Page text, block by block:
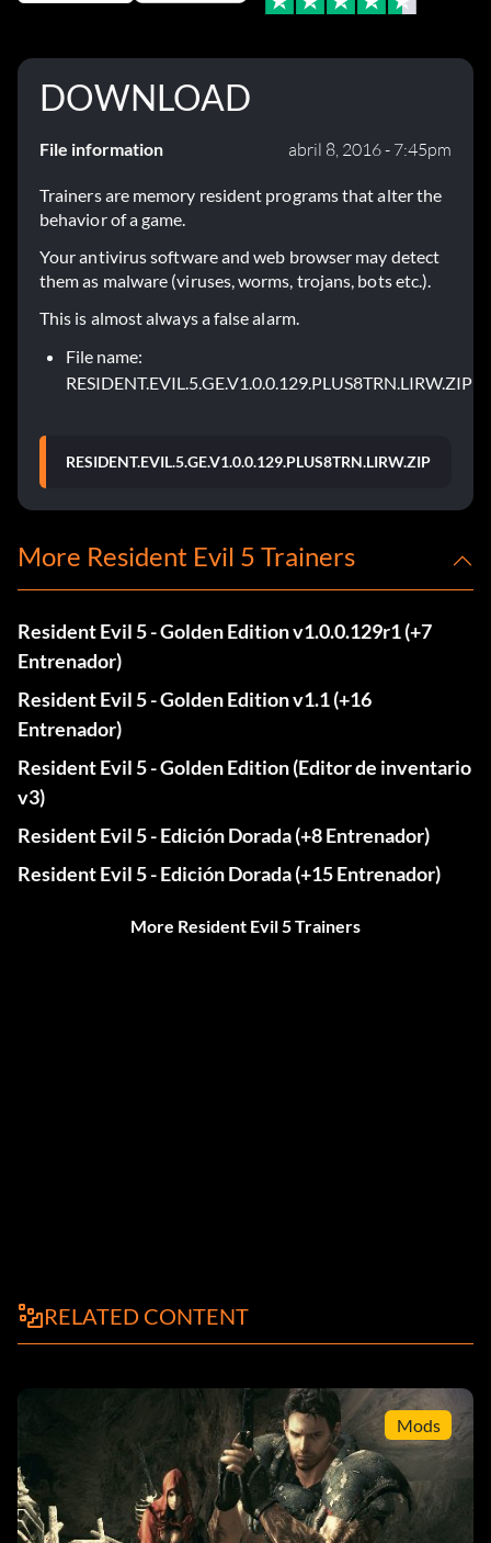
DOWNLOAD
File information abril 8, 2016 - 7:45pm
Trainers are memory resident programs that alter the
behavior of a game.
Your antivirus software and web browser may detect
them as malware (viruses, worms, trojans, bots etc.).
This is almost always a false alarm.
File name:
RESIDENT.EVIL.5.GE.V1.0.0.129.PLUS8TRN.LIRW.ZIP
RESIDENT.EVIL.5.GE.V1.0.0.129.PLUS8TRN.LIRW.ZIP
More Resident Evil 5 Trainers
Resident Evil 5 - Golden Edition v1.0.0.129r1 (+7
Entrenador)
Resident Evil 5 - Golden Edition v1.1 (+16
Entrenador)
Resident Evil 5 - Golden Edition (Editor de inventario
v3)
Resident Evil 5 - Edición Dorada (+8 Entrenador)
Resident Evil 5 - Edición Dorada (+15 Entrenador)
More Resident Evil 5 Trainers
RELATED CONTENT
Mods